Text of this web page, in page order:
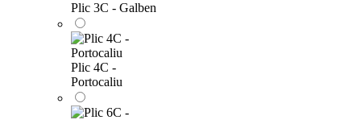
Plic 3C - Galben
Plic 4C -
Portocaliu